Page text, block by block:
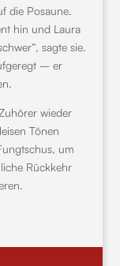
die Posaune.
hin und Laura
sagte sie.
– er
wieder
Tönen
um
Rückkehr